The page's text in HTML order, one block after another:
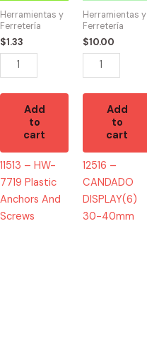
Herramientas y
Ferretería
$1.33
Plastic
Anchors
And
Screws
quantity
Add
to
cart
11513 – HW-
7719 Plastic
Anchors And
Screws
Herramientas y
Ferretería
$10.00
30-
40mm
quantity
Add
to
cart
12516 –
CANDADO
DISPLAY(6)
30-40mm